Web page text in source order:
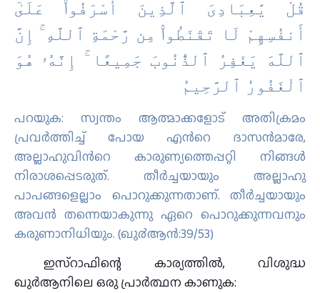
قُلْ يَٰعِبَادِىَ ٱلَّذِينَ أَسْرَفُوا۟ عَلَىٰٓ
أَنفُسِهِمْ لَا تَقْنَطُوا۟ مِن رَّحْمَةِ ٱللَّهِ ۚ إِنَّ
ٱللَّهَ يَغْفِرُ ٱلذُّنُوبَ جَمِيعًا ۚ إِنَّهُۥ هُوَ
ٱلْغَفُورُ ٱلرَّحِيمُ ‎
പറയുക: സ്വന്തം ആത്മാക്കളോട് അതിക്രമം
പ്രവര്‍ത്തിച്ച് പോയ എന്‍റെ ദാസന്‍മാരേ,
അല്ലാഹുവിന്‍റെ കാരുണ്യത്തെപ്പറ്റി നിങ്ങള്‍
നിരാശപ്പെടരുത്‌. തീര്‍ച്ചയായും അല്ലാഹു
പാപങ്ങളെല്ലാം പൊറുക്കുന്നതാണ്‌. തീര്‍ച്ചയായും
അവന്‍ തന്നെയാകുന്നു ഏറെ പൊറുക്കുന്നവനും
കരുണാനിധിയും. (ഖു൪ആന്‍:39/53)
ഇസ്റാഫിന്റെ കാര്യത്തിൽ, വിശുദ്ധ
ഖുർആനിലെ ഒരു പ്രാർത്ഥന കാണുക: